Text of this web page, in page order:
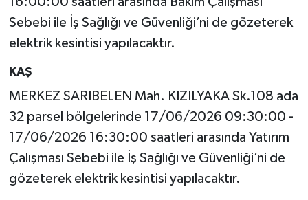
Sebebi ile İş Sağlığı ve Güvenliği’ni de gözeterek
elektrik kesintisi yapılacaktır.
KAŞ
MERKEZ SARIBELEN Mah. KIZILYAKA Sk.108 ada
32 parsel bölgelerinde 17/06/2026 09:30:00 -
17/06/2026 16:30:00 saatleri arasında Yatırım
Çalışması Sebebi ile İş Sağlığı ve Güvenliği’ni de
gözeterek elektrik kesintisi yapılacaktır.